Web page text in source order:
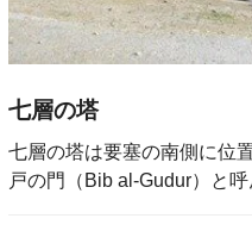
七層の塔
七層の塔は要塞の南側に位
戸の門（Bib al-Gudur）と呼